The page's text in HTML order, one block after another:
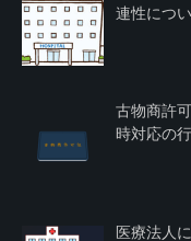
連性につ
古物商許
時対応の
医療法人